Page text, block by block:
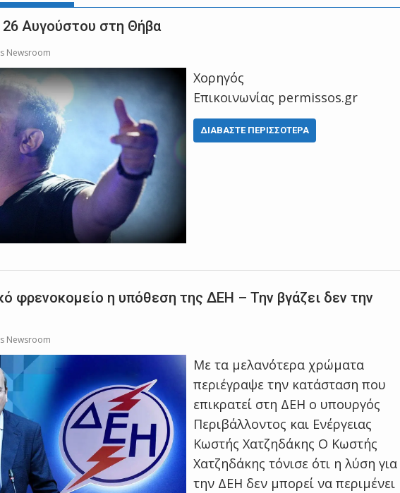
Αυγούστου στη Θήβα
Newsroom
Χορηγός
Επικοινωνίας permissos.gr
ΔΙΑΒΆΣΤΕ ΠΕΡΙΣΣΌΤΕΡΑ
φρενοκομείο η υπόθεση της ΔΕΗ – Την βγάζει δεν την
Newsroom
Με τα μελανότερα χρώματα
περιέγραψε την κατάσταση που
επικρατεί στη ΔΕΗ ο υπουργός
Περιβάλλοντος και Ενέργειας
Κωστής Χατζηδάκης Ο Κωστής
Χατζηδάκης τόνισε ότι η λύση για
την ΔΕΗ δεν μπορεί να περιμένει